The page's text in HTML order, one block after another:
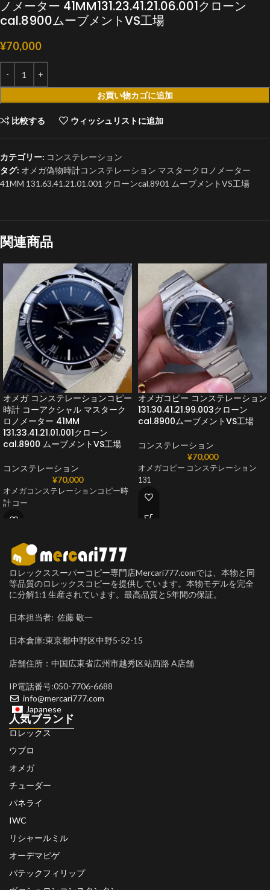
ノメーター 41MM131.23.41.21.06.001クローン
cal.8900ムーブメントVS工場
¥70,000
お買い物カゴに追加
比較する ウィッシュリストに追加
カテゴリー: コンステレーション
タグ: オメガ偽物時計コンステレーション マスタークロノメーター
41MM 131.63.41.21.01.001 クローンcal.8901 ムーブメントVS工場
関連商品
オメガ コンステレーションコピー
時計 コーアクシャル マスターク
ロノメーター 41MM
131.33.41.21.01.001クローン
cal.8900 ムーブメントVS工場
コンステレーション
¥70,000
オメガコンステレーションコピー時
計 コー
オメガコピー コンステレーション
131.30.41.21.99.003クローン
cal.8900ムーブメントVS工場
コンステレーション
¥70,000
オメガコピー コンステレーション
131
ロレックススーパーコピー専門店Mercari777.comでは、本物と同
等品質のロレックスコピーを提供しています。本物モデルを完全
に分解1:1 生産されています。最高品質と5年間の保証。
日本担当者: 佐藤 敬一
日本倉庫:東京都中野区中野5-52-15
店舗住所：中国広東省広州市越秀区站西路 A店舗
IP電話番号:050-7706-6688
info@mercari777.com
Japanese
人気ブランド
ロレックス
ウブロ
オメガ
チューダー
パネライ
IWC
リシャールミル
オーデマピゲ
パテックフィリップ